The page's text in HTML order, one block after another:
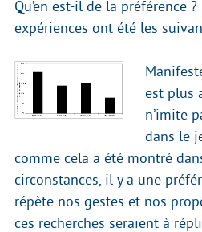
Qu’en est-il de la préférence
expériences ont été les
est plus
n’imite
dans le
comme cela a été montré
circonstances, il y a une
répète nos gestes et nos
ces recherches seraient à